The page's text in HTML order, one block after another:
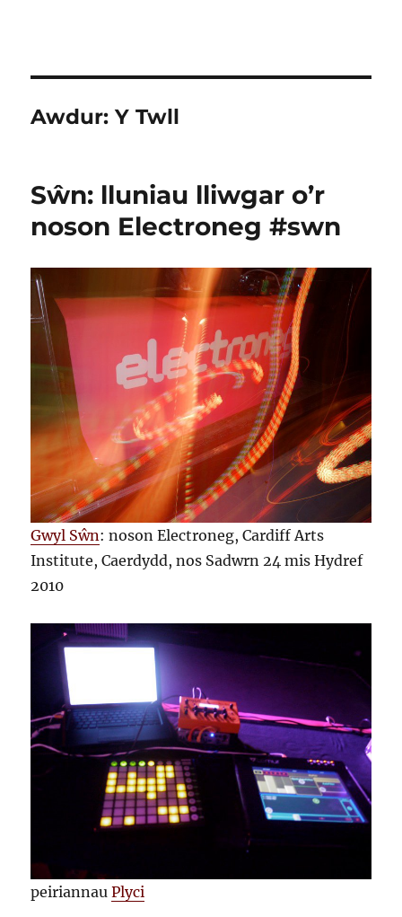
Awdur:Y Twll
Sŵn: lluniau lliwgar o’r
noson Electroneg #swn
Gwyl Sŵn: noson Electroneg, Cardiff Arts
Institute, Caerdydd, nos Sadwrn 24 mis Hydref
2010
peiriannauPlyci